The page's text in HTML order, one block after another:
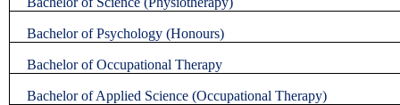
Bachelor of Psychology (Honours)
Bachelor of Occupational Therapy
Bachelor of Applied Science (Occupational Therapy)